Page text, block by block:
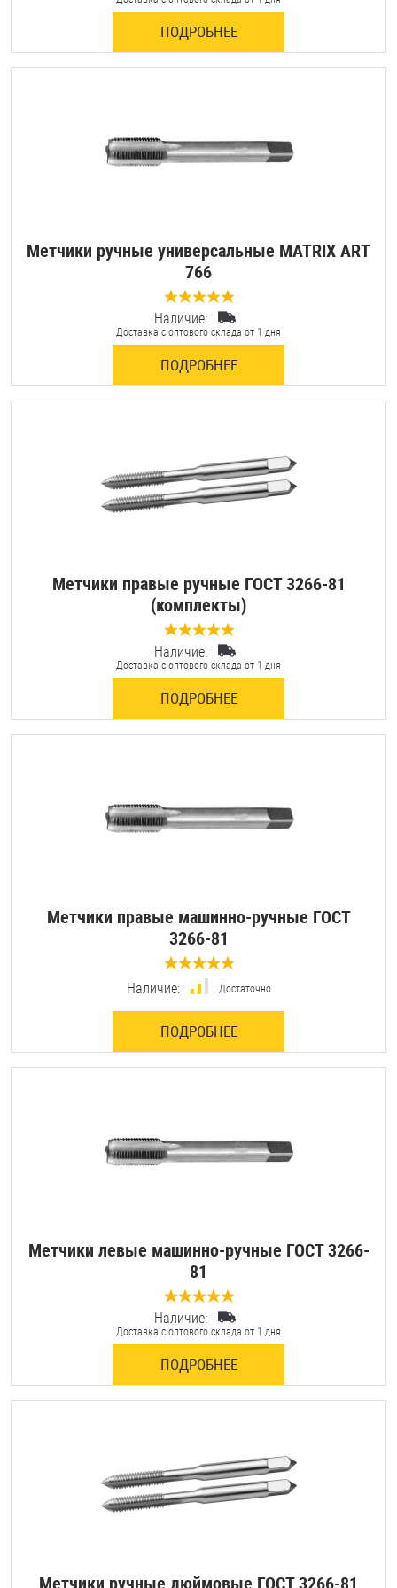
Оснастка и аксессуары для яхт
Саморезы и шурупы
Такелаж
Шпильки
ПОДРОБНЕЕ
Метчики ручные универсальные MATRIX ART
766
0 отзывов
Наличие:
Доставка с оптового склада от 1 дня
ПОДРОБНЕЕ
Метчики правые ручные ГОСТ 3266-81
(комплекты)
0 отзывов
Наличие:
Доставка с оптового склада от 1 дня
ПОДРОБНЕЕ
Метчики правые машинно-ручные ГОСТ
3266-81
0 отзывов
Наличие: Достаточно
ПОДРОБНЕЕ
Метчики левые машинно-ручные ГОСТ 3266-
81
0 отзывов
Наличие:
Доставка с оптового склада от 1 дня
ПОДРОБНЕЕ
Метчики ручные дюймовые ГОСТ 3266-81